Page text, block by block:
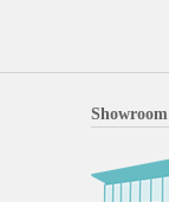
Showroom